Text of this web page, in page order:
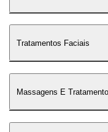
Tratamentos Faciais
Massagens E